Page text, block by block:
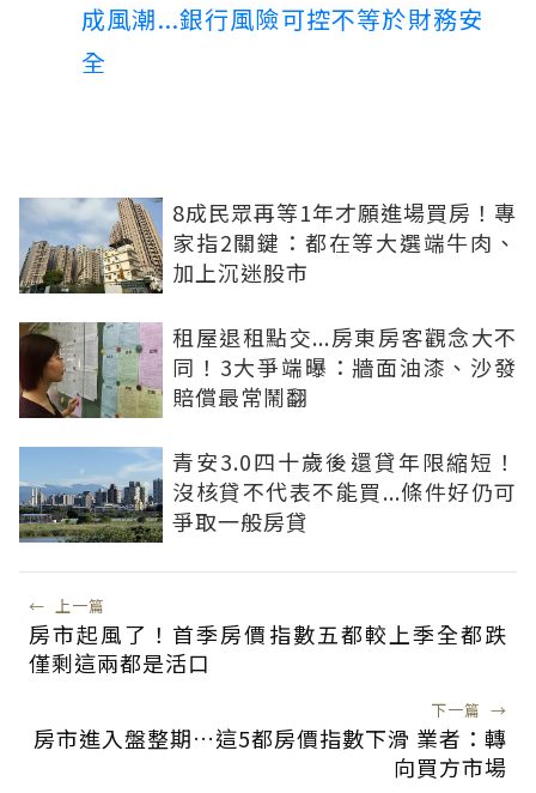
成風潮...銀行風險可控不等於財務安
全
8成民眾再等1年才願進場買房！專
家指2關鍵：都在等大選端牛肉、
加上沉迷股市
租屋退租點交...房東房客觀念大不
同！3大爭端曝：牆面油漆、沙發
賠償最常鬧翻
青安3.0四十歲後還貸年限縮短！
沒核貸不代表不能買...條件好仍可
爭取一般房貸
← 上一篇
房市起風了！首季房價指數五都較上季全都跌
僅剩這兩都是活口
下一篇 →
房市進入盤整期…這5都房價指數下滑 業者：轉
向買方市場